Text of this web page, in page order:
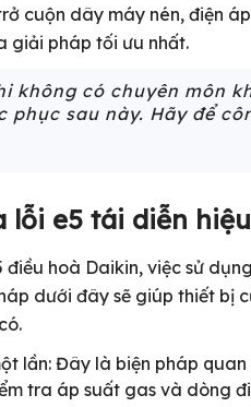
cuộn dây máy nén, điện
giải pháp tối ưu nhất.
không có chuyên môn
phục sau này. Hãy để
lỗi e5 tái diễn
hoà Daikin, việc sử
dưới đây sẽ giúp thiết bị
lần: Đây là biện pháp
tra áp suất gas và dòng